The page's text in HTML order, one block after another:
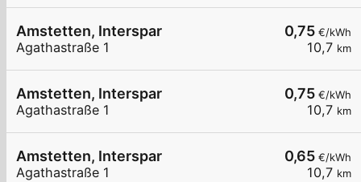
0,75 €/kWh
10,7 km
Amstetten, Interspar
Agathastraße 1
0,75 €/kWh
10,7 km
Amstetten, Interspar
Agathastraße 1
0,65 €/kWh
10,7 km
Amstetten, Interspar
Agathastraße 1